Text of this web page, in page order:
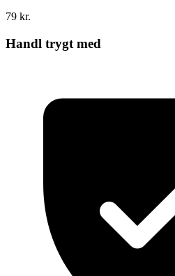
79 kr.
Handl trygt med